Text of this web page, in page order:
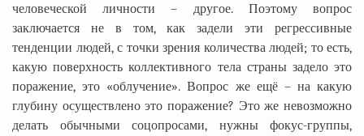
человеческой личности – другое. Поэтому вопрос
заключается не в том, как задели эти регрессивные
тенденции людей, с точки зрения количества людей; то есть,
какую поверхность коллективного тела страны задело это
поражение, это «облучение». Вопрос же ещё – на какую
глубину осуществлено это поражение? Это же невозможно
делать обычными соцопросами, нужны фокус-группы,